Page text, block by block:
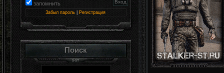
запомнить
Забыл пароль Регистрация
Поиск